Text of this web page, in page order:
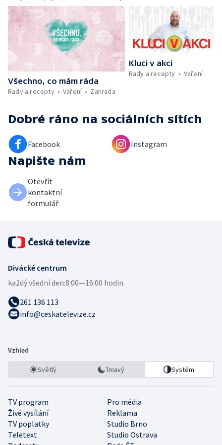
Umělecký festival Pohoda 2026 —
Vyhodnocení ankety + ČT tipy —
Vyhodnocení divácké soutěže — Práce
záchranářů v létě
Všechno, co mám ráda
Rady a recepty
Vaření Zahrada
Kluci v akci
Rady a recepty
Vaření
Dobré ráno na sociálních sítích
Facebook Instagram
Napište nám
Otevřít
kontaktní
formulář
Divácké centrum
každý všední den:8:00—16:00 hodin
261 136 113
info@ceskatelevize.cz
Vzhled
Světlý Tmavý Systém
TV program
Pro média
Živé vysílání
Reklama
TV poplatky
Studio Brno
Teletext
Studio Ostrava